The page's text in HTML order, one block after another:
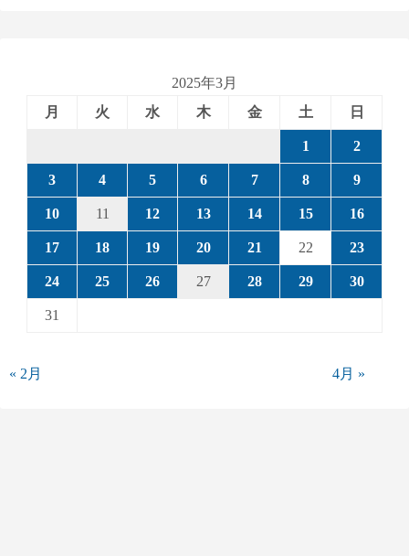
2025年3月
月
火 水 木 金 土 日
1 2
3 4 5 6 7 8 9
10 11 12 13 14 15 16
17 18 19 20 21 22 23
24 25 26 27 28 29 30
31
« 2月 4月 »